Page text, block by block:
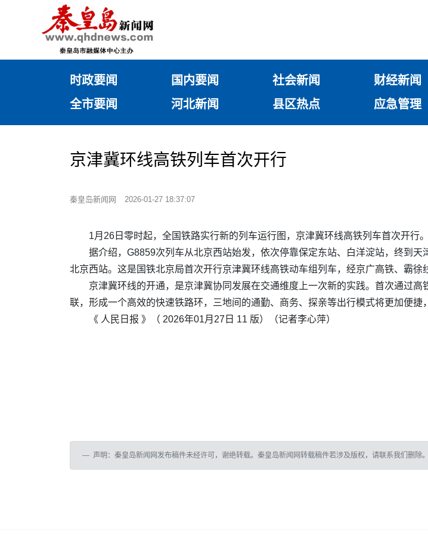
时政要闻 国内要闻 社会新闻 财经新闻
全市要闻
河北新闻 县区热点 应急管理
京津冀环线高铁列车首次开行
秦皇岛新闻网 2026-01-27 18:37:07
1月26日零时起，全国铁路实行新的列车运行图，京津冀环线高铁列车首次开行。
据介绍，G8859次列车从北京西站始发，依次停靠保定东站、白洋淀站，终到
北京西站。这是国铁北京局首次开行京津冀环线高铁动车组列车，经京广高铁、霸徐
京津冀环线的开通，是京津冀协同发展在交通维度上一次新的实践。首次通过
联，形成一个高效的快速铁路环，三地间的通勤、商务、探亲等出行模式将更加便捷
《 人民日报 》（ 2026年01月27日 11 版）（记者李心萍）
声明：秦皇岛新闻网发布稿件未经许可，谢绝转载。秦皇岛新闻网转载稿件若涉及版权，请联系我们删除。